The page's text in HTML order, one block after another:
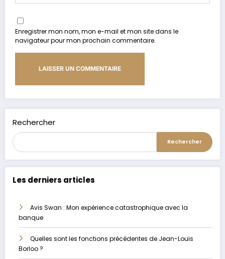
Enregistrer mon nom, mon e-mail et mon site dans le
navigateur pour mon prochain commentaire.
Rechercher
Rechercher
Les derniers articles
Avis Swan : Mon expérience catastrophique avec la
banque
Quelles sont les fonctions précédentes de Jean-Louis
Borloo ?